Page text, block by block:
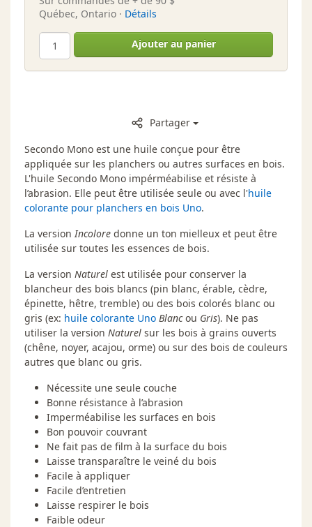
Québec, Ontario · Détails
Ajouter au panier
Partager
Secondo Mono est une huile conçue pour être
appliquée sur les planchers ou autres surfaces en bois.
L'huile Secondo Mono impérméabilise et résiste à
l’abrasion. Elle peut être utilisée seule ou avec l'huile
colorante pour planchers en bois Uno.
La version Incolore donne un ton mielleux et peut être
utilisée sur toutes les essences de bois.
La version Naturel est utilisée pour conserver la
blancheur des bois blancs (pin blanc, érable, cèdre,
épinette, hêtre, tremble) ou des bois colorés blanc ou
gris (ex: huile colorante Uno Blancou Gris). Ne pas
utiliser la version Naturel sur les bois à grains ouverts
(chêne, noyer, acajou, orme) ou sur des bois de couleurs
autres que blanc ou gris.
Nécessite une seule couche
Bonne résistance à l’abrasion
Imperméabilise les surfaces en bois
Bon pouvoir couvrant
Ne fait pas de film à la surface du bois
Laisse transparaître le veiné du bois
Facile à appliquer
Facile d’entretien
Laisse respirer le bois
Faible odeur